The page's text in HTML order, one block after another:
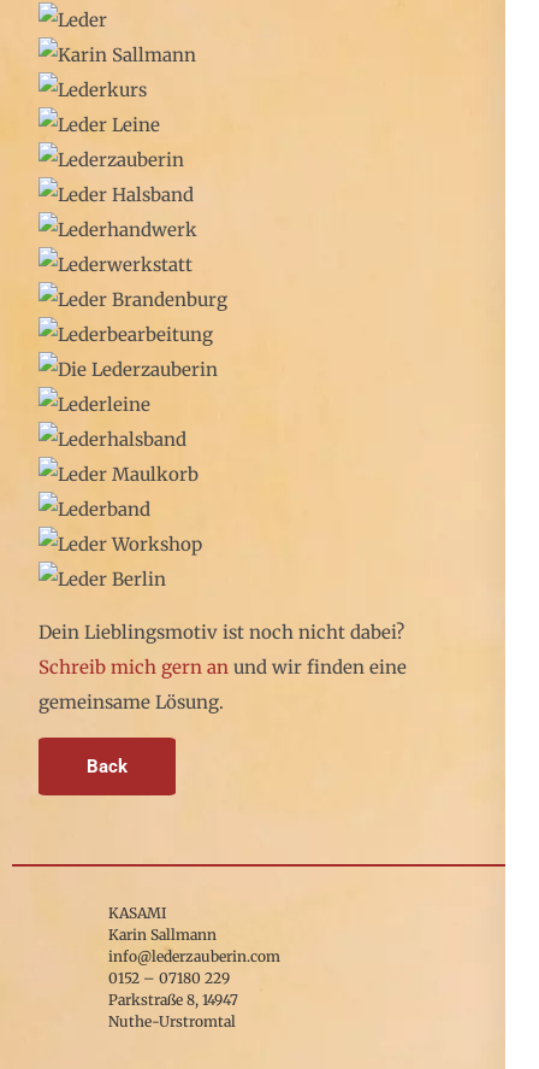
Dein Lieblingsmotiv ist noch nicht dabei?
Schreib mich gern an und wir finden eine
gemeinsame Lösung.
KASAMI
Karin Sallmann
info@lederzauberin.com
0152 – 07180 229
Parkstraße 8, 14947
Nuthe-Urstromtal